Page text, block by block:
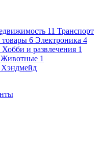
11 Транспорт
товары 6 Электроника 4
Хобби и развлечения 1
Животные 1
Хэндмейд